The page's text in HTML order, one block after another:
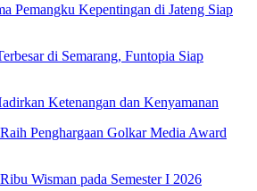
Pemangku Kepentingan di Jateng Siap
di Semarang, Funtopia Siap
Ketenangan dan Kenyamanan
Penghargaan Golkar Media Award
Wisman pada Semester I 2026